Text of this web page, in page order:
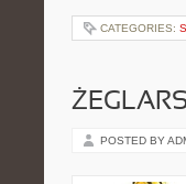
CATEGORIES:
POSTED BY